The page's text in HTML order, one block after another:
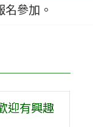
參加。
迎有興趣